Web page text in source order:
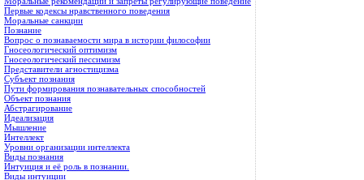
Первые кодексы нравственного поведения
Моральные санкции
Познание
Вопрос о познаваемости мира в истории философии
Гносеологический оптимизм
Гносеологический пессимизм
Представители агностицизма
Субъект познания
Пути формирования познавательных способностей
Объект познания
Абстрагирование
Идеализация
Мышление
Интеллект
Уровни организации интеллекта
Виды познания
Интуиция и её роль в познании.
Виды интуиции